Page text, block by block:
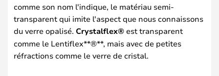
comme son nom l'indique, le matériau semi-
transparent qui imite l'aspect que nous connaissons
du verre opalisé. Crystalflex®est transparent
comme le Lentiflex**®**, mais avec de petites
réfractions comme le verre de cristal.